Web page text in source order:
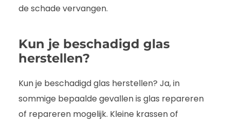
de schade vervangen.
Kun je beschadigd glas
herstellen?
Kun je beschadigd glas herstellen? Ja, in
sommige bepaalde gevallen is glas repareren
of repareren mogelijk. Kleine krassen of